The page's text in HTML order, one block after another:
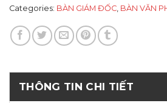
Categories: BÀN GIÁM ĐỐC BÀN VĂN
THÔNG TIN CHI TIẾT